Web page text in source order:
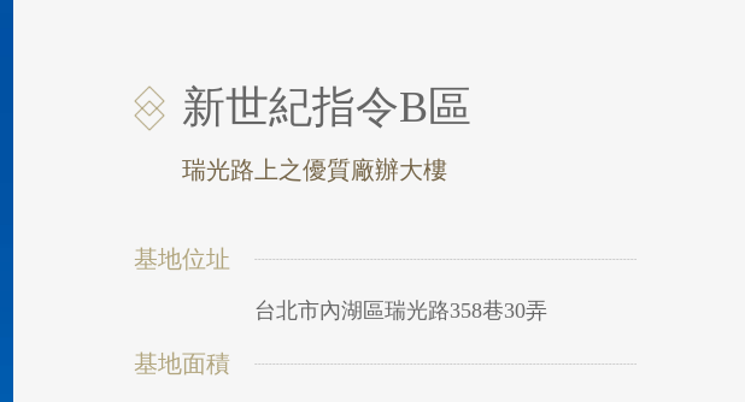
新世紀指令B區
瑞光路上之優質廠辦大樓
基地位址
台北市內湖區瑞光路358巷30弄
基地面積